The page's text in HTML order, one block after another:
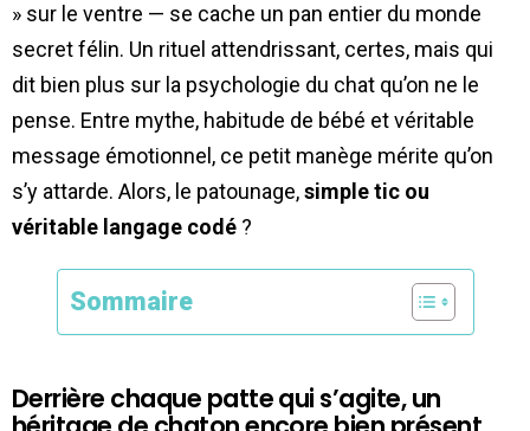
» sur le ventre — se cache un pan entier du monde
secret félin. Un rituel attendrissant, certes, mais qui
dit bien plus sur la psychologie du chat qu’on ne le
pense. Entre mythe, habitude de bébé et véritable
message émotionnel, ce petit manège mérite qu’on
s’y attarde. Alors, le patounage,simple tic ou
véritable langage codé ?
Sommaire
Derrière chaque patte qui s’agite, un